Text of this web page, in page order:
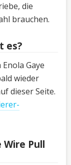
die
brauchen.
es?
Gaye
wieder
dieser Seite.
Wire Pull